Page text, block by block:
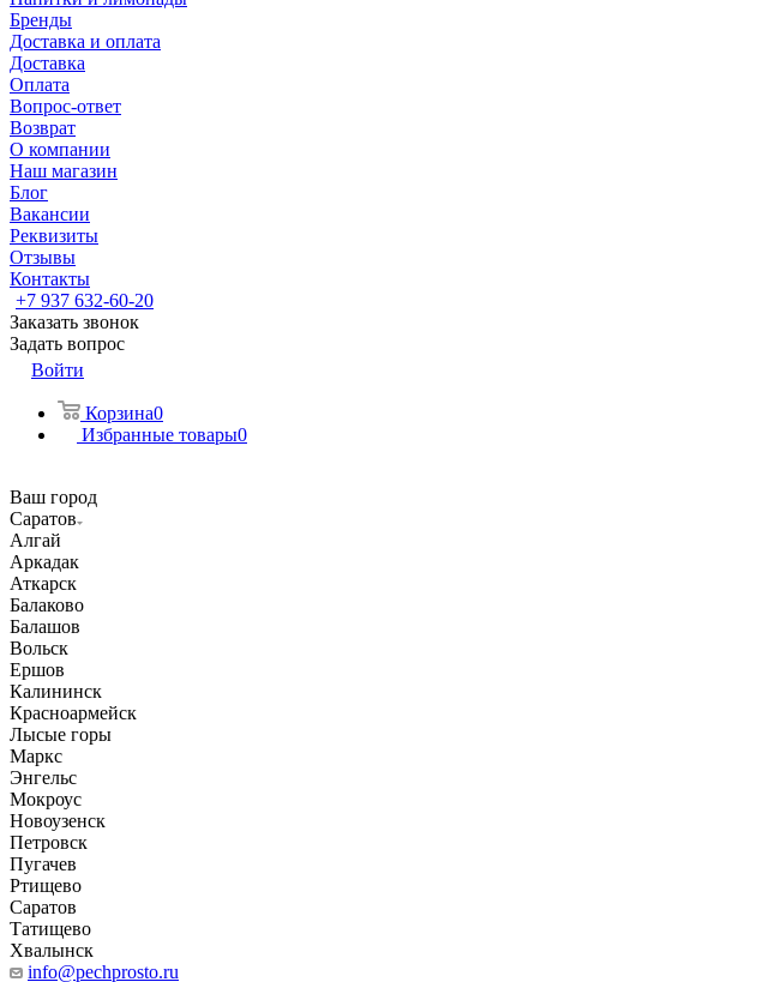
Бренды
Доставка и оплата
Доставка
Оплата
Вопрос-ответ
Возврат
О компании
Наш магазин
Блог
Вакансии
Реквизиты
Отзывы
Контакты
+7 937 632-60-20
Заказать звонок
Задать вопрос
Войти
Корзина0
Избранные товары0
Ваш город
Саратов
Алгай
Аркадак
Аткарск
Балаково
Балашов
Вольск
Ершов
Калининск
Красноармейск
Лысые горы
Маркс
Энгельс
Мокроус
Новоузенск
Петровск
Пугачев
Ртищево
Саратов
Татищево
Хвалынск
info@pechprosto.ru